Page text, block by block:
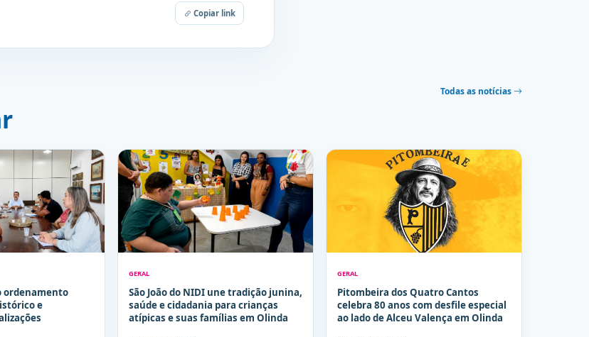
Copiar link
Todas as notícias
ordenamento
e
GERAL
São João do NIDI une tradição junina,
saúde e cidadania para crianças
atípicas e suas famílias em Olinda
GERAL
Pitombeira dos Quatro Cantos
celebra 80 anos com desfile especial
ao lado de Alceu Valença em Olinda